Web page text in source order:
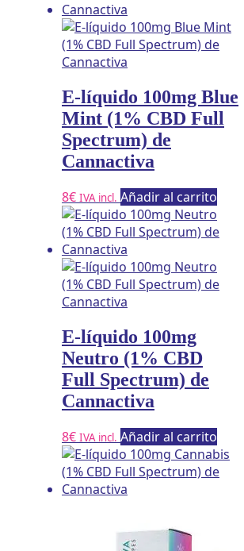
E-líquido 100mg Blue
Mint (1% CBD Full
Spectrum) de
Cannactiva
8€ IVA incl. Añadir al carrito
E-líquido 100mg
Neutro (1% CBD
Full Spectrum) de
Cannactiva
8€ IVA incl. Añadir al carrito